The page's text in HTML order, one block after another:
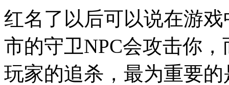
红名了以后可以说在游
市的守卫NPC会攻击你
玩家的追杀，最为重要